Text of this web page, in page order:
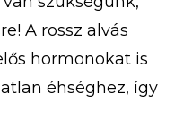
A rossz alvás
hormonokat is
éhséghez, így